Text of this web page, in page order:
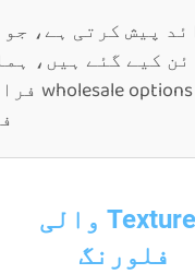
Textures والی
فلورنگ